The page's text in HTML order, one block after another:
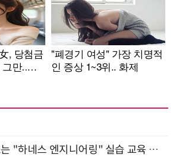
현업에서 바로 쓰는 "하네스 엔지니어링" 실습 교육 워크숍 8월 20일 개최